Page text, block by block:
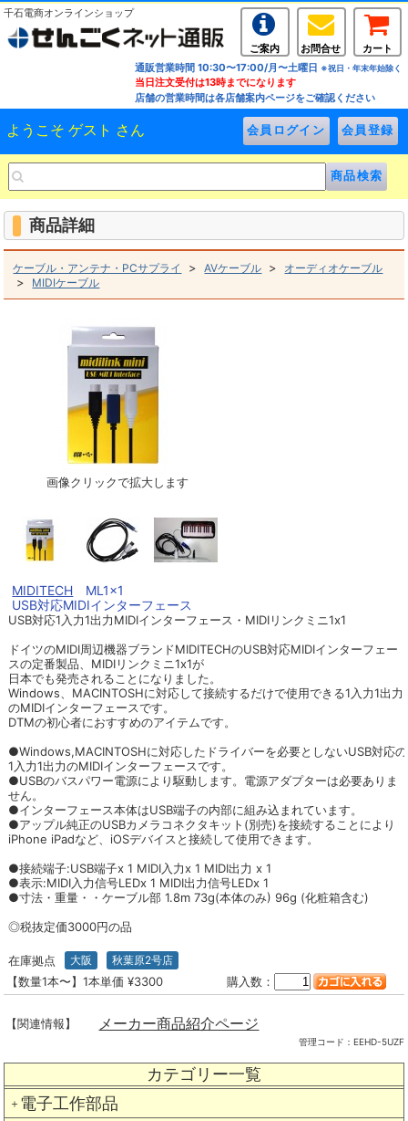
千石電商オンラインショップ
ご案内 お問合せ
カート
通販営業時間 10:30〜17:00/月〜土曜日 ※祝日・年末年始除く
当日注文受付は13時までになります
店舗の営業時間は各店舗案内ページをご確認ください
ようこそ ゲスト さん
カテゴリー一覧
＋ 電子工作部品
商品詳細
ケーブル・アンテナ・PCサプライ >AVケーブル > オーディオケーブル
> MIDIケーブル
画像クリックで拡大します
MIDITECH ML1x1
USB対応MIDIインターフェース
USB対応1入力1出力MIDIインターフェース・MIDIリンクミニ1x1
ドイツのMIDI周辺機器ブランドMIDITECHのUSB対応MIDIインターフェー
スの定番製品、MIDIリンクミニ1x1が
日本でも発売されることになりました。
Windows、MACINTOSHに対応して接続するだけで使用できる1入力1出力
のMIDIインターフェースです。
DTMの初心者におすすめのアイテムです。
●Windows,MACINTOSHに対応したドライバーを必要としないUSB対応の
1入力1出力のMIDIインターフェースです。
●USBのバスパワー電源により駆動します。電源アダプターは必要ありま
せん。
●インターフェース本体はUSB端子の内部に組み込まれています。
●アップル純正のUSBカメラコネクタキット(別売)を接続することにより
iPhone iPadなど、iOSデバイスと接続して使用できます。
●接続端子:USB端子x 1 MIDI入力x 1 MIDI出力 x 1
●表示:MIDI入力信号LEDx 1 MIDI出力信号LEDx 1
●寸法・重量・・ケーブル部 1.8m 73g(本体のみ) 96g (化粧箱含む)
◎税抜定価3000円の品
在庫拠点 大阪 秋葉原2号店
【数量1本〜】1本単価 ¥3300 購入数：
【関連情報】 メーカー商品紹介ページ
管理コード： EEHD-5UZF